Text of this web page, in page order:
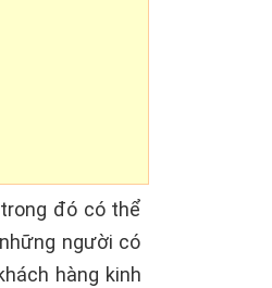
đó có thể
người có
hàng kinh